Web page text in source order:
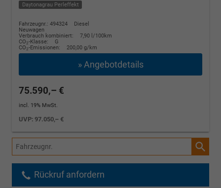
Daytonagrau Perleffekt
Fahrzeugnr.: 494324
Diesel
Neuwagen
Verbrauch kombiniert:
7,90 l/100km
CO2-Klasse:
G
CO2-Emissionen: 200,00 g/km
» Angebotdetails
75.590,– €
incl. 19% MwSt.
UVP: 97.050,– €
Fahrzeugnr.
Rückruf anfordern